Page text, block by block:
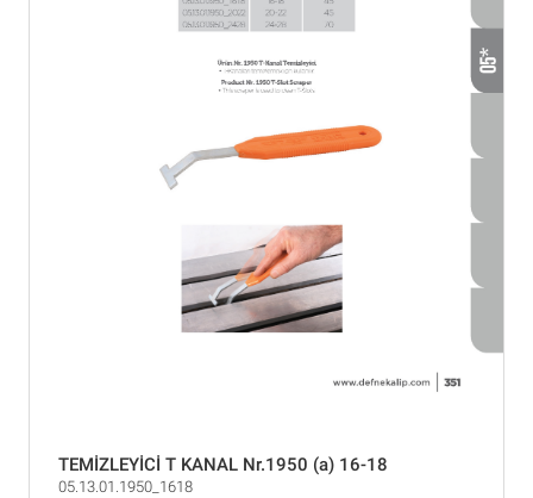
TEMİZLEYİCİ T KANAL Nr.1950 (a) 16-18
05.13.01.1950_1618